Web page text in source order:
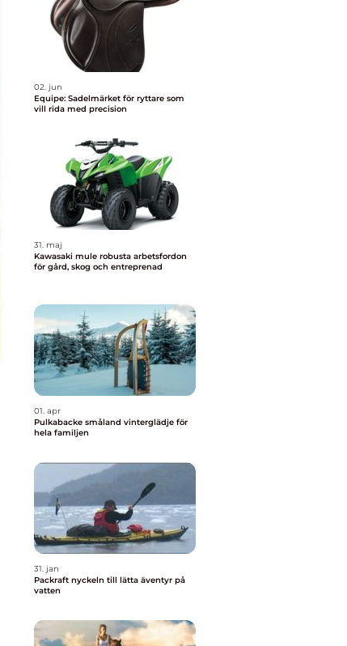
02. jun
Equipe: Sadelmärket för ryttare som
vill rida med precision
31. maj
Kawasaki mule robusta arbetsfordon
för gård, skog och entreprenad
01. apr
Pulkabacke småland vinterglädje för
hela familjen
31. jan
Packraft nyckeln till lätta äventyr på
vatten